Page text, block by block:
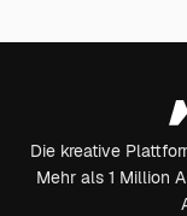
Die kreative
Mehr als 1 Million